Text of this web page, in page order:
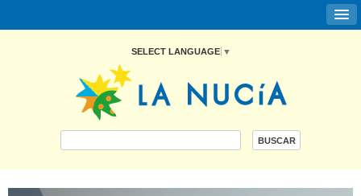
SELECT LANGUAGE ▼